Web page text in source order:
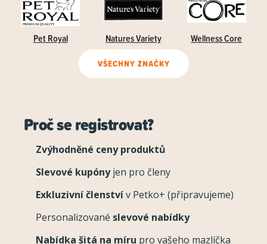
Pet Royal Natures Variety Wellness Core
VŠECHNY ZNAČKY
Proč se registrovat?
Zvýhodněné ceny produktů
Slevové kupónyjen pro členy
Exkluzivní členstvív Petko+ (připravujeme)
Personalizované slevové nabídky
Nabídka šitá na míru pro vašeho mazlíčka